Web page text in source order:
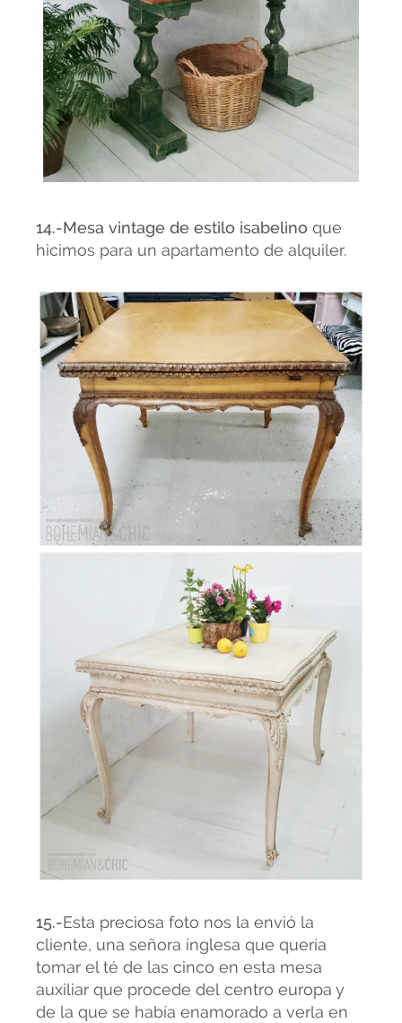
14.-Mesa vintage de estilo isabelino que
hicimos para un apartamento de alquiler.
15.-Esta preciosa foto nos la envió la
cliente, una señora inglesa que quería
tomar el té de las cinco en esta mesa
auxiliar que procede del centro europa y
de la que se había enamorado a verla en